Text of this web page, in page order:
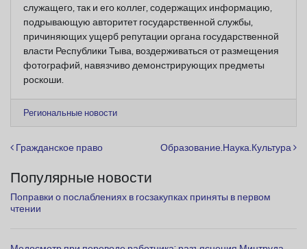
служащего, так и его коллег, содержащих информацию,
подрывающую авторитет государственной службы,
причиняющих ущерб репутации органа государственной
власти Республики Тыва, воздерживаться от размещения
фотографий, навязчиво демонстрирующих предметы
роскоши.
Региональные новости
Навигация по записям
Гражданское право Образование.Наука.Культура
Популярные новости
Поправки о послаблениях в госзакупках приняты в первом
чтении